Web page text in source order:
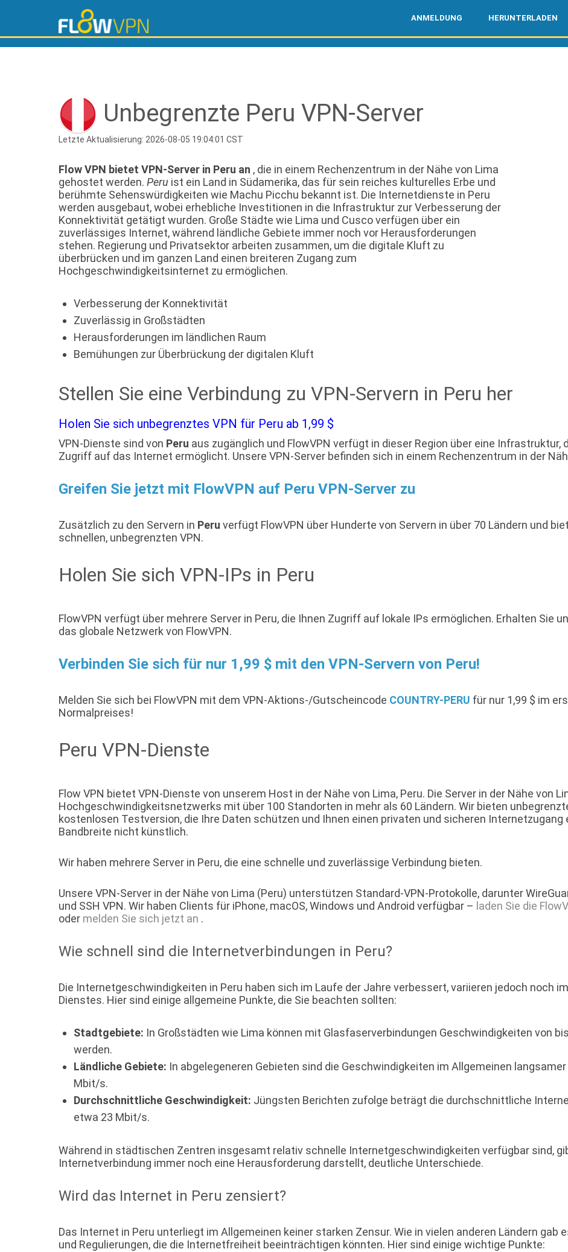
ANMELDUNG HERUNTERLADEN
Unbegrenzte Peru VPN-Server
Letzte Aktualisierung: 2026-08-05 19:04:01 CST
Flow VPN bietet VPN-Server in Peru an , die in einem Rechenzentrum in der Nähe von Lima
gehostet werden. Peru ist ein Land in Südamerika, das für sein reiches kulturelles Erbe und
berühmte Sehenswürdigkeiten wie Machu Picchu bekannt ist. Die Internetdienste in Peru
werden ausgebaut, wobei erhebliche Investitionen in die Infrastruktur zur Verbesserung der
Konnektivität getätigt wurden. Große Städte wie Lima und Cusco verfügen über ein
zuverlässiges Internet, während ländliche Gebiete immer noch vor Herausforderungen
stehen. Regierung und Privatsektor arbeiten zusammen, um die digitale Kluft zu
überbrücken und im ganzen Land einen breiteren Zugang zum
Hochgeschwindigkeitsinternet zu ermöglichen.
Verbesserung der Konnektivität
Zuverlässig in Großstädten
Herausforderungen im ländlichen Raum
Bemühungen zur Überbrückung der digitalen Kluft
Stellen Sie eine Verbindung zu VPN-Servern in Peru her
Holen Sie sich unbegrenztes VPN für Peru ab 1,99 $
VPN-Dienste sind von Peru aus zugänglich und FlowVPN verfügt in dieser Region über eine Infrastruktur,
Zugriff auf das Internet ermöglicht. Unsere VPN-Server befinden sich in einem Rechenzentrum in der
Greifen Sie jetzt mit FlowVPN auf Peru VPN-Server zu
Zusätzlich zu den Servern in Peru verfügt FlowVPN über Hunderte von Servern in über 70 Ländern und
schnellen, unbegrenzten VPN.
Holen Sie sich VPN-IPs in Peru
FlowVPN verfügt über mehrere Server in Peru, die Ihnen Zugriff auf lokale IPs ermöglichen. Erhalten Sie
das globale Netzwerk von FlowVPN.
Verbinden Sie sich für nur 1,99 $ mit den VPN-Servern von Peru!
Melden Sie sich bei FlowVPN mit dem VPN-Aktions-/Gutscheincode COUNTRY-PERU für nur 1,99 $ im
Normalpreises!
Peru VPN-Dienste
Flow VPN bietet VPN-Dienste von unserem Host in der Nähe von Lima, Peru. Die Server in der Nähe von
Hochgeschwindigkeitsnetzwerks mit über 100 Standorten in mehr als 60 Ländern. Wir bieten
kostenlosen Testversion, die Ihre Daten schützen und Ihnen einen privaten und sicheren Internetzugang
Bandbreite nicht künstlich.
Wir haben mehrere Server in Peru, die eine schnelle und zuverlässige Verbindung bieten.
Unsere VPN-Server in der Nähe von Lima (Peru) unterstützen Standard-VPN-Protokolle, darunter
und SSH VPN. Wir haben Clients für iPhone, macOS, Windows und Android verfügbar – laden Sie die
oder melden Sie sich jetzt an .
Wie schnell sind die Internetverbindungen in Peru?
Die Internetgeschwindigkeiten in Peru haben sich im Laufe der Jahre verbessert, variieren jedoch noch
Dienstes. Hier sind einige allgemeine Punkte, die Sie beachten sollten:
Stadtgebiete: In Großstädten wie Lima können mit Glasfaserverbindungen Geschwindigkeiten von
werden.
Ländliche Gebiete: In abgelegeneren Gebieten sind die Geschwindigkeiten im Allgemeinen
Mbit/s.
Durchschnittliche Geschwindigkeit: Jüngsten Berichten zufolge beträgt die durchschnittliche
etwa 23 Mbit/s.
Während in städtischen Zentren insgesamt relativ schnelle Internetgeschwindigkeiten verfügbar sind,
Internetverbindung immer noch eine Herausforderung darstellt, deutliche Unterschiede.
Wird das Internet in Peru zensiert?
Das Internet in Peru unterliegt im Allgemeinen keiner starken Zensur. Wie in vielen anderen Ländern gab
und Regulierungen, die die Internetfreiheit beeinträchtigen könnten. Hier sind einige wichtige Punkte: